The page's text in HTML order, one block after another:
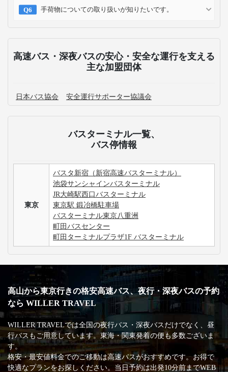
手荷物についての取り扱いが知りたいです。
高速バス・深夜バスの安心・安全な運行を支える
主な加盟団体
日本バス協会 安全運行サポーター協議会
バスターミナル一覧、
バス停情報
東京
バスタ新宿（新宿高速バスターミナル）
池袋サンシャインバスターミナル
JR大崎駅西口バスターミナル
東京駅 鍛冶橋駐車場
バスターミナル東京八重洲
町田バスセンター
町田ターミナルプラザ1F バスターミナル
高山から東京行きの格安高速バス、夜行・深夜バスの予約
なら WILLER TRAVEL
WILLER TRAVELでは全国の夜行バス・深夜バスだけでなく、昼
行バスもご用意しています。東海・関東発着の便も多数ございま
す。
格安・最安値料金でのご移動は高速バスがおすすめです。お得で
快適なプランをお探しください。当日予約は出発10分前までWEB